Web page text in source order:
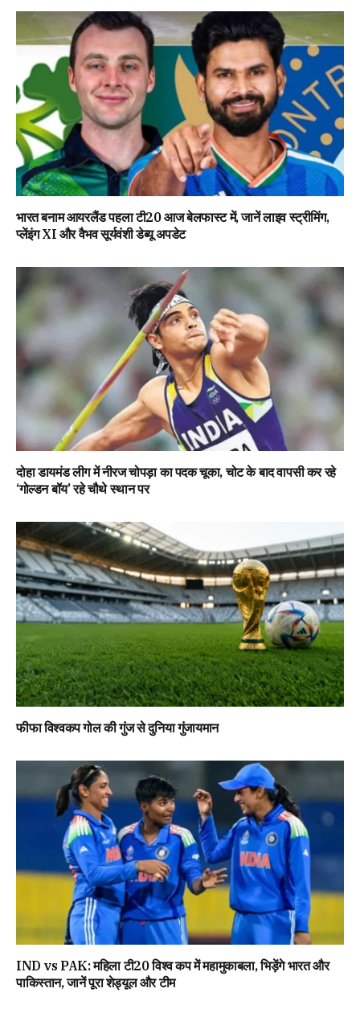
भारत बनाम आयरलैंड पहला टी20 आज बेलफास्ट में, जानें लाइव स्ट्रीमिंग,
प्लेंइंग XI और वैभव सूर्यवंशी डेब्यू अपडेट
दोहा डायमंड लीग में नीरज चोपड़ा का पदक चूका, चोट के बाद वापसी कर रहे
‘गोल्डन बॉय’ रहे चौथे स्थान पर
फीफा विश्वकप गोल की गुंज से दुनिया गुंजायमान
IND vs PAK: महिला टी20 विश्व कप में महामुकाबला, भिड़ेंगे भारत और
पाकिस्तान, जानें पूरा शेड्यूल और टीम